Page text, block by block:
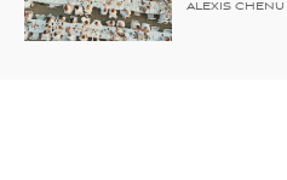
ALEXIS CHENU